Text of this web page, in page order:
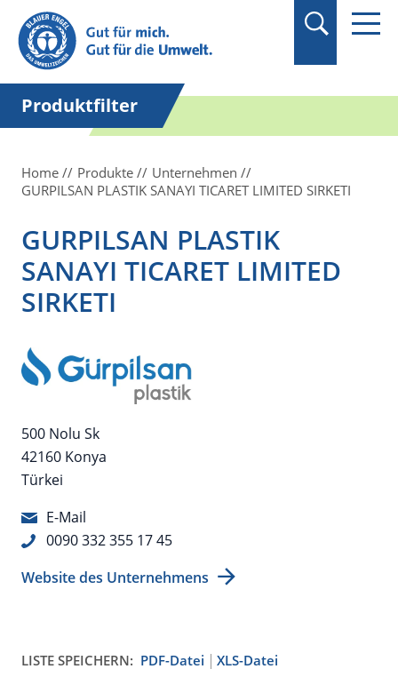
Suchbegriff in
Anführungszeichen
setzen.
Produktfilter
Home Produkte
Unternehmen
GURPILSAN PLASTIK SANAYI TICARET LIMITED SIRKETI
GURPILSAN PLASTIK
SANAYI TICARET LIMITED
SIRKETI
500 Nolu Sk
42160 Konya
Türkei
E-Mail
0090 332 355 17 45
Website des Unternehmens
LISTE SPEICHERN: PDF-Datei
XLS-Datei